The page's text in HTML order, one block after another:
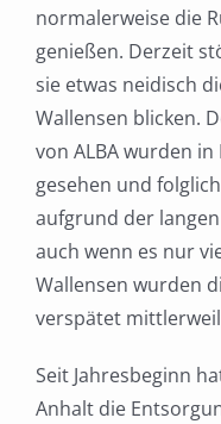
normalerweise die
genießen. Derzeit
sie etwas neidisch
Wallensen blicken.
von ALBA wurden
gesehen und
aufgrund der
auch wenn es nur
Wallensen wurden
verspätet
Seit Jahresbeginn
Anhalt die